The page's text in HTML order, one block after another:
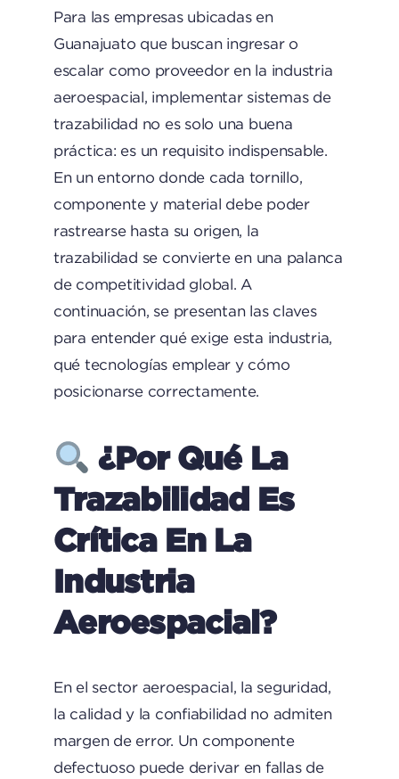
Para las empresas ubicadas en
Guanajuato que buscan ingresar o
escalar como proveedor en la industria
aeroespacial, implementar sistemas de
trazabilidad no es solo una buena
práctica: es un requisito indispensable.
En un entorno donde cada tornillo,
componente y material debe poder
rastrearse hasta su origen, la
trazabilidad se convierte en una palanca
de competitividad global. A
continuación, se presentan las claves
para entender qué exige esta industria,
qué tecnologías emplear y cómo
posicionarse correctamente.
¿Por Qué La
Trazabilidad Es
Crítica En La
Industria
Aeroespacial?
En el sector aeroespacial, la seguridad,
la calidad y la confiabilidad no admiten
margen de error. Un componente
defectuoso puede derivar en fallas de